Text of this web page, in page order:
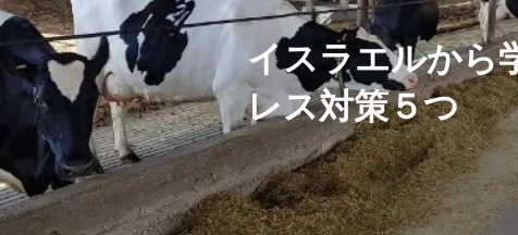
イスラエルから
レス対策５つ